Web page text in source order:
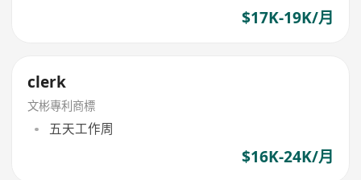
$17K-19K/月
clerk
文彬專利商標
五天工作周
$16K-24K/月